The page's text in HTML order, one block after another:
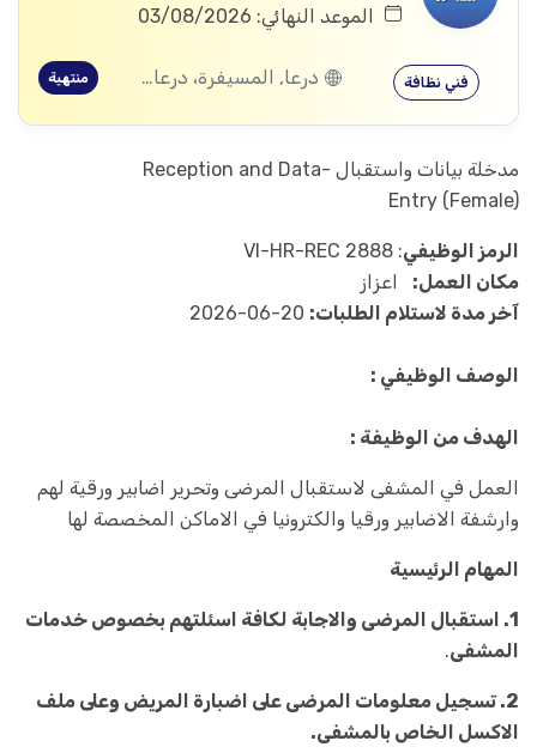
الموعد النهائي: 03/08/2026
فني نظافة درعا, المسيفرة، درعا, الجيزة، درعا, بصر الحرير، درعا منتهية
مدخلة بيانات واستقبال -Reception and Data
Entry (Female)
الرمز الوظيفي: VI-HR-REC 2888
مكان العمل: اعزاز
آخر مدة لاستلام الطلبات:
الوصف الوظيفي :
الهدف من الوظيفة :
العمل في المشفى لاستقبال المرضى وتحرير اضابير ورقية لهم
وارشفة الاضابير ورقيا والكترونيا في الاماكن المخصصة لها
المهام الرئيسية
1. استقبال المرضى والاجابة لكافة اسئلتهم بخصوص خدمات
المشفى.
2. تسجيل معلومات المرضى على اضبارة المريض وعلى ملف
الاكسل الخاص بالمشفى.